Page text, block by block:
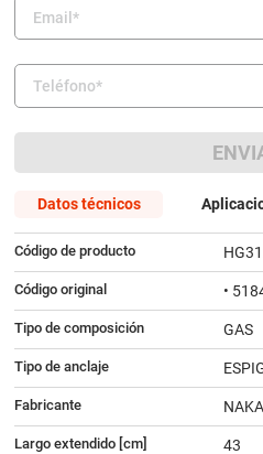
Datos técnicos
Código de producto
Código original •
Tipo de composición GAS
Tipo de anclaje
Fabricante
Largo extendido [cm] 43